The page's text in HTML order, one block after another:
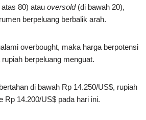
80) atau oversold(di bawah 20),
berpeluang berbalik arah.
overbought, maka harga berpotensi
berpeluang menguat.
di bawah Rp 14.250/US$, rupiah
Rp 14.200/US$ pada hari ini.